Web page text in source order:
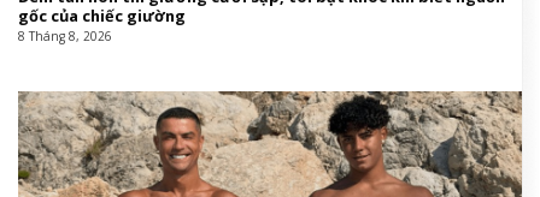
gốc của chiếc giường
8 Tháng 8, 2026